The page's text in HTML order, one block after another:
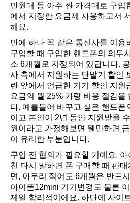
만원대 등 아주 싼 가격대로 구입
에서 지정한 요금제 사용하고서
해요.
만에 하나 꼭 같은 통신사를 이용
구입할 때 구입한 핸드폰의 의무
소 6개월로 지정되어 있답니다.
사 측에서 지원하는 단말기 할인
란 앞에서 언급한 기기 할인 지원
요금의 월 25% 가량 비용 절감을
다. 예를들어 바꾸고 싶은 핸드폰
이고 본인이 2년 동안 지원받을
원이라고 가정해보면 웬만하면
이 유리한 부분입니다.
구입 전 협의가 필요할 거예요.
천 다시 말하면 폰 구매할 때 판
면, 아무리 적어도 6개월은 반드
아이폰12mini 기기변경도 물론
제일 합리적이에요. 하단에 사이